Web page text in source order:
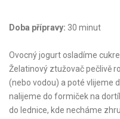
Doba přípravy: 30 minut
Ovocný jogurt osladíme
Želatinový ztužovač pečlivě
(nebo vodou) a poté vlijeme
nalijeme do formiček na
do lednice, kde necháme